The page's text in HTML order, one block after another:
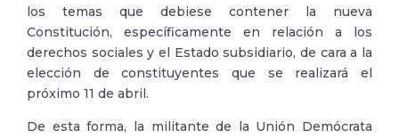
los temas que debiese contener la nueva
Constitución, específicamente en relación a los
derechos sociales y el Estado subsidiario, de cara a la
elección de constituyentes que se realizará el
próximo 11 de abril.
De esta forma, la militante de la Unión Demócrata